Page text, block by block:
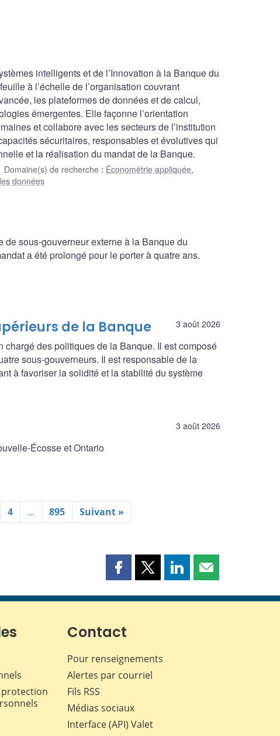
intelligents et de l’Innovation à la Banque du
à l’échelle de l’organisation couvrant
les plateformes de données et de calcul,
émergentes. Elle façonne l’orientation
et collabore avec les secteurs de l’institution
sécuritaires, responsables et évolutives qui
et la réalisation du mandat de la Banque.
Domaine(s) de recherche : Économétrie appliquée,
données
sous-gouverneur externe à la Banque du
a été prolongé pour le porter à quatre ans.
3 août 2026
de la Banque
des politiques de la Banque. Il est composé
sous-gouverneurs. Il est responsable de la
à favoriser la solidité et la stabilité du système
3 août 2026
Écosse et Ontario
4 … 895 Suivant »
Partager
page
Facebook
Partager
page
Partager
page
Partager
page
protection
Contact
Pour renseignements
Alertes par courriel
Fils RSS
Médias sociaux
Interface (API) Valet